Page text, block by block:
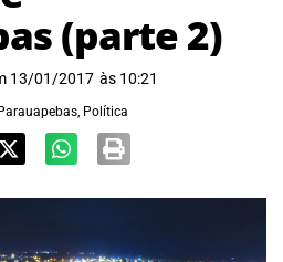
(parte 2)
13/01/2017 às 10:21
Parauapebas, Política